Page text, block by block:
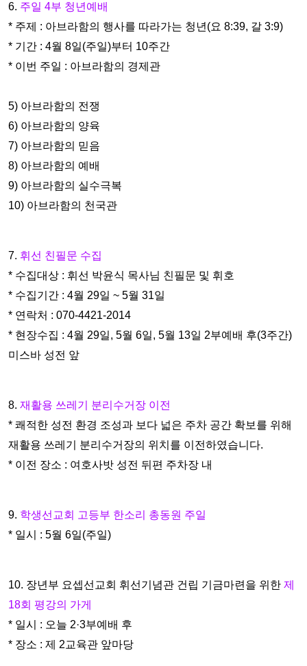
6. 주일 4부 청년예배
* 주제 : 아브라함의 행사를 따라가는 청년(요 8:39, 갈 3:9)
* 기간 : 4월 8일(주일)부터 10주간
* 이번 주일 : 아브라함의 경제관
5) 아브라함의 전쟁
6) 아브라함의 양육
7) 아브라함의 믿음
8) 아브라함의 예배
9) 아브라함의 실수극복
10) 아브라함의 천국관
7. 휘선 친필문 수집
* 수집대상 : 휘선 박윤식 목사님 친필문 및 휘호
* 수집기간 : 4월 29일 ~ 5월 31일
* 연락처 : 070-4421-2014
* 현장수집 : 4월 29일, 5월 6일, 5월 13일 2부예배 후(3주간)
미스바 성전 앞
8. 재활용 쓰레기 분리수거장 이전
* 쾌적한 성전 환경 조성과 보다 넓은 주차 공간 확보를 위해
재활용 쓰레기 분리수거장의 위치를 이전하였습니다.
* 이전 장소 : 여호사밧 성전 뒤편 주차장 내
9. 학생선교회 고등부 한소리 총동원 주일
* 일시 : 5월 6일(주일)
10. 장년부 요셉선교회 휘선기념관 건립 기금마련을 위한 제
18회 평강의 가게
* 일시 : 오늘 2·3부예배 후
* 장소 : 제 2교육관 앞마당